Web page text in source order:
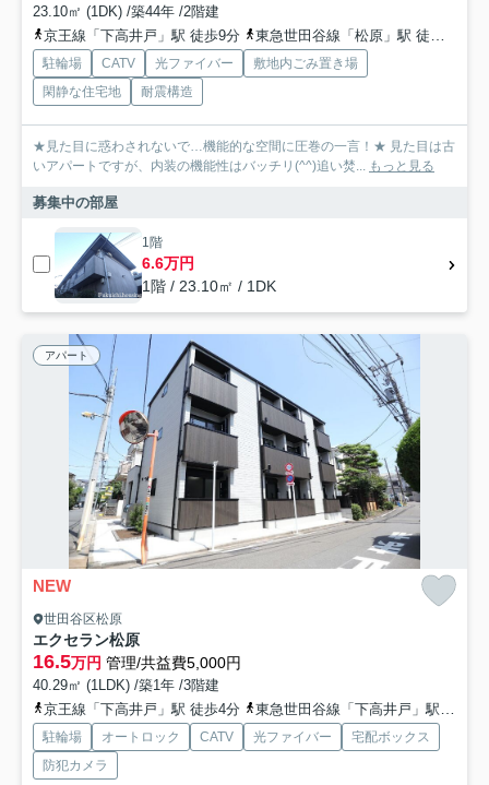
23.10㎡ (1DK) /築44年 /2階建
京王線「下高井戸」駅 徒歩9分
東急世田谷線「松原」駅 徒歩5分
駐輪場 CATV 光ファイバー
敷地内ごみ置き場
閑静な住宅地
耐震構造
★見た目に惑わされないで…機能的な空間に圧巻の一言！★ 見た目は古
いアパートですが、内装の機能性はバッチリ(^^)追い焚...
もっと見る
募集中の部屋
1階
6.6万円
1階 / 23.10㎡ / 1DK
アパート
NEW
世田谷区松原
エクセラン松原
16.5万円 管理/共益費5,000円
40.29㎡ (1LDK) /築1年 /3階建
京王線「下高井戸」駅 徒歩4分
東急世田谷線「下高井戸」駅 徒歩7分
駐輪場 オートロック CATV 光ファイバー
宅配ボックス
防犯カメラ